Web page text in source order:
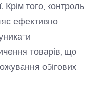
Крім того, контроль
ефективно
товарів, що
обігових